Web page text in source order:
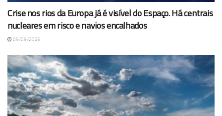
Crise nos rios da Europa já é visível do Espaço. Há centrais
nucleares em risco e navios encalhados
05/08/2026